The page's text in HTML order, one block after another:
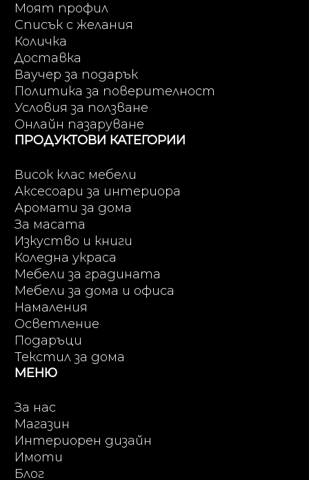
Моят профил
Списък с желания
Количка
Доставка
Ваучер за подарък
Политика за поверителност
Условия за ползване
Онлайн пазаруване
ПРОДУКТОВИ КАТЕГОРИИ
Висок клас мебели
Аксесоари за интериора
Аромати за дома
За масата
Изкуство и книги
Коледна украса
Мебели за градината
Мебели за дома и офиса
Намаления
Осветление
Подаръци
Текстил за дома
МЕНЮ
За нас
Магазин
Интериорен дизайн
Имоти
Блог